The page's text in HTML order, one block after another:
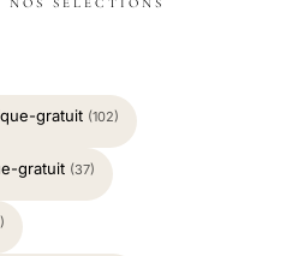
gratuit (102)
gratuit (37)